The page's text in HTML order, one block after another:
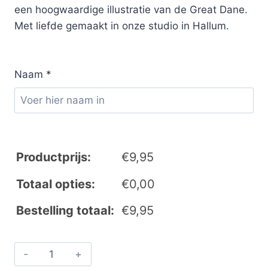
een hoogwaardige illustratie van de Great Dane.
Met liefde gemaakt in onze studio in Hallum.
Naam *
Productprijs: €9,95
Totaal opties:
€0,00
Bestelling totaal: €9,95